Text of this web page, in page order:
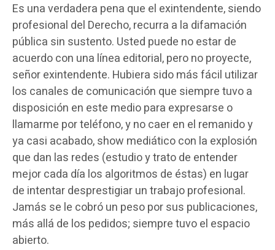
Es una verdadera pena que el exintendente, siendo
profesional del Derecho, recurra a la difamación
pública sin sustento. Usted puede no estar de
acuerdo con una línea editorial, pero no proyecte,
señor exintendente. Hubiera sido más fácil utilizar
los canales de comunicación que siempre tuvo a
disposición en este medio para expresarse o
llamarme por teléfono, y no caer en el remanido y
ya casi acabado, show mediático con la explosión
que dan las redes (estudio y trato de entender
mejor cada día los algoritmos de éstas) en lugar
de intentar desprestigiar un trabajo profesional.
Jamás se le cobró un peso por sus publicaciones,
más allá de los pedidos; siempre tuvo el espacio
abierto.